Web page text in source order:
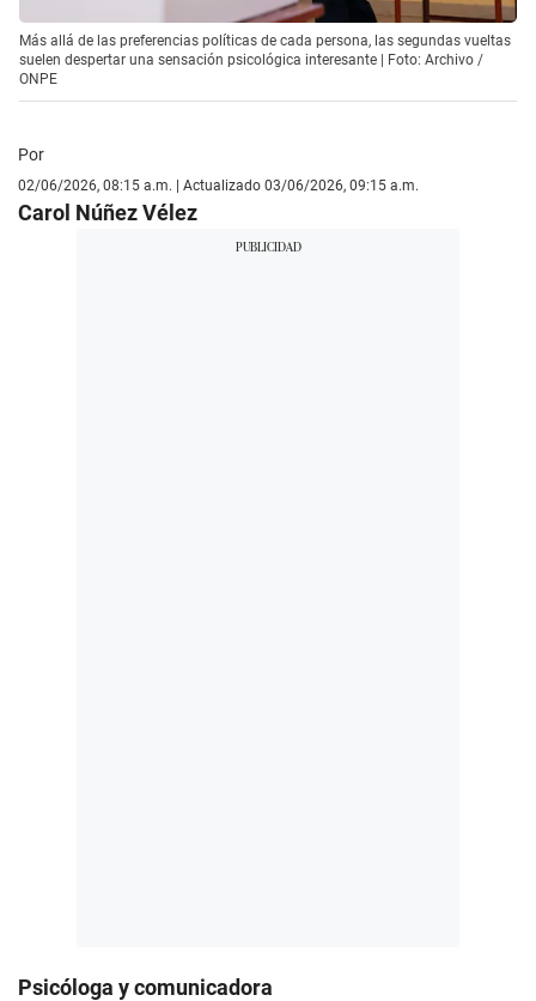
Más allá de las preferencias políticas de cada persona, las segundas vueltas
suelen despertar una sensación psicológica interesante | Foto: Archivo /
ONPE
Por
02/06/2026, 08:15 a.m. | Actualizado 03/06/2026, 09:15 a.m.
Carol Núñez Vélez
Psicóloga y comunicadora